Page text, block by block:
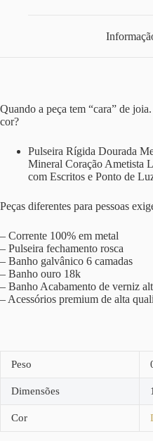
Quando a peça tem “cara” de
cor?
Pulseira Rígida Dourada
Mineral Coração Ametista
com Escritos e Ponto de
Peças diferentes para pessoas
– Corrente 100% em metal
– Pulseira fechamento rosca
– Banho galvânico 6 camadas
– Banho ouro 18k
– Banho Acabamento de verniz
– Acessórios premium de alta
Peso
Dimensões
Cor